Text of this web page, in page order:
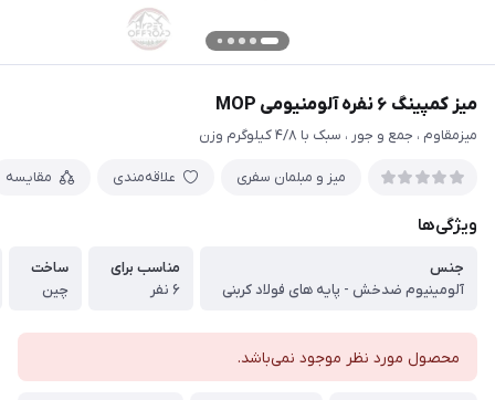
میز‌ کمپینگ ۶ نفره آلومنیومی MOP
میز‌مقاوم ، جمع و جور ، سبک با ۴/۸ کیلوگرم وزن
میز و مبلمان سفری علاقه‌مندی مقایسه
ویژگی‌ها
جنس
آلومینیوم ضد‌خش - پایه های فولاد کربنی
مناسب برای
۶ نفر
ساخت
چین
محصول مورد نظر موجود نمی‌باشد.